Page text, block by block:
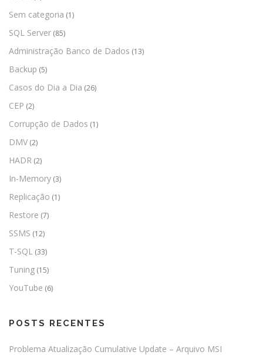
Sem categoria (1)
SQL Server (85)
Administração Banco de Dados (13)
Backup (5)
Casos do Dia a Dia (26)
CEP (2)
Corrupção de Dados (1)
DMV (2)
HADR (2)
In-Memory (3)
Replicação (1)
Restore (7)
SSMS (12)
T-SQL (33)
Tuning (15)
YouTube (6)
POSTS RECENTES
Problema Atualização Cumulative Update – Arquivo MSI